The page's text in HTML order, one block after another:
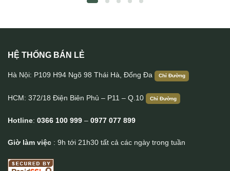
Túi nữ da thật nữ tính Lano TXN046
HỆ THỐNG BÁN LẺ
Hà Nội: P109 H94 Ngõ 98 Thái Hà, Đống Đa Chỉ Đường
HCM: 372/18 Điện Biên Phủ – P11 – Q.10 Chỉ Đường
Hotline: 0366 100 999 – 0977 077 899
Giờ làm việc : 9h tới 21h30 tất cả các ngày trong tuần